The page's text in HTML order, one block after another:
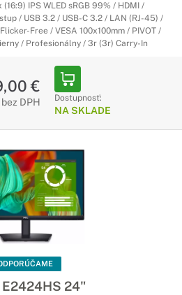
IPS WLED sRGB 99% / HDMI /
/ USB 3.2 / USB-C 3.2 / LAN (RJ-45) /
Free / VESA 100x100mm / PIVOT /
/ Profesionálny / 3r (3r) Carry-In
€
DPH Dostupnosť:
NA SKLADE
E2424HS 24"